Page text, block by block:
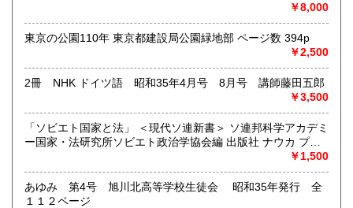
古本・骨董品の出張買取のお申込み・ご予約は、お電話・ま
たはメールにて承っております。 お気軽にお問合わせくださ
い。
出張費は無料です。旧家、蔵のあるお宅、昭和40年以前の古
取り扱い分野
社会科学、美術工芸、古典籍、近代文献、外国書
本店）西沢園（長野県中堅町 西澤園本舗）梅の花（信州須
坂市梅の園茶店）奈良此園（信州中野町 西澤茶舗）美泉瀧
（信州長野市新町 茶間屋美濃久商店）瀧の音（信濃吉田本
￥8,000
東京の公園110年 東京都建設局公園緑地部 ページ数 394p
￥2,500
2冊 NHK ドイツ語 昭和35年4月号 8月号 講師藤田五郎
￥3,500
「ソビエト国家と法」 ＜現代ソ連新書＞ ソ連邦科学アカデミ
ー国家・法研究所ソビエト政治学協会編 出版社 ナウカ プロ
￥1,500
あゆみ 第4号 旭川北高等学校生徒会 昭和35年発行 全
１１２ページ